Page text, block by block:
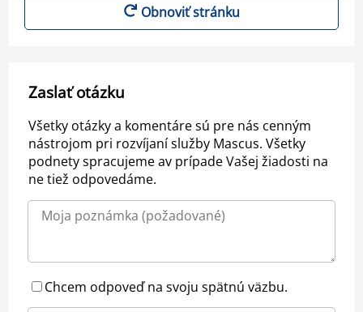
Obnoviť stránku
Zaslať otázku
Všetky otázky a komentáre sú pre nás cenným
nástrojom pri rozvíjaní služby Mascus. Všetky
podnety spracujeme av prípade Vašej žiadosti na
ne tiež odpovedáme.
Chcem odpoveď na svoju spätnú väzbu.